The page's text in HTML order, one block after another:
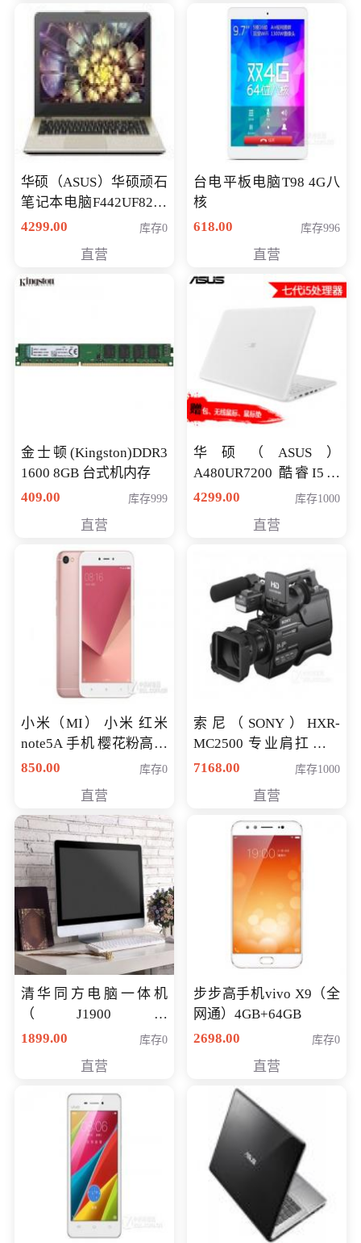
华硕（ASUS）华硕顽石
笔记本电脑F442UF8250
八代独显轻薄办公商务
4299.00 库存0
直营
台电平板电脑T98 4G八
核
618.00
库存996
直营
金士顿(Kingston)DDR3
1600 8GB 台式机内存
409.00
库存999
直营
华硕（ASUS）
A480UR7200 酷睿I5超
薄学生办公游戏独显笔
NV930-2G独
4299.00 库存1000
直营
小米（MI） 小米 红米
note5A 手机 樱花粉高配
版 全网通(3G+32G)
850.00 库存0
直营
索尼（SONY）HXR-
MC2500 专业肩扛式存
储卡全高清摄录一体机
清入门级摄像机
7168.00 库存1000
直营
清华同方电脑一体机
（J1900四
核/4G/120G0.8CM厚度
1899.00 库存0
直营
步步高手机vivo X9（全
网通）4GB+64GB
2698.00
库存0
直营